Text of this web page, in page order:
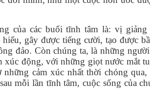
của các buổi tĩnh tâm là: vị
gây được tiếng cười, tạo được
đảo. Còn chúng ta, là những
xúc động, với những giọt nước mắt
cảm xúc nhất thời chóng qua,
mỗi lần tĩnh tâm, cuộc sống của